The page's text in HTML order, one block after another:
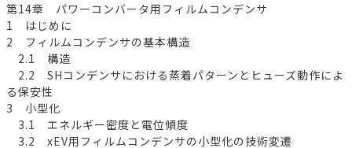
第14章 パワーコンバータ用フィルムコンデンサ
1 はじめに
2 フィルムコンデンサの基本構造
2.1 構造
2.2 SHコンデンサにおける蒸着パターンとヒューズ動作によ
る保安性
3 小型化
3.1 エネルギー密度と電位傾度
3.2 xEV用フィルムコンデンサの小型化の技術変遷